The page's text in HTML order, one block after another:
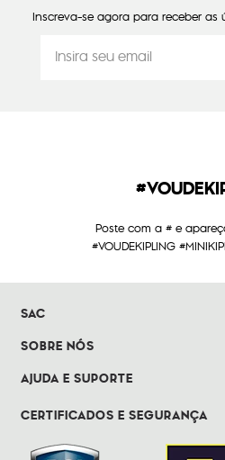
Inscreva-se agora para receber as
Poste com a # e
#VOUDEKIPLING
SAC
SOBRE NÓS
AJUDA E SUPORTE
CERTIFICADOS E SEGURANÇA